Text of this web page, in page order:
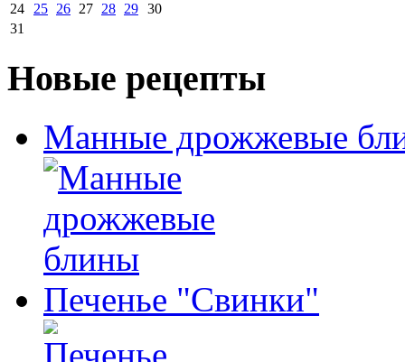
24 25 26 27 28 29 30
31
Новые рецепты
Манные дрожжевые
Печенье "Свинки"